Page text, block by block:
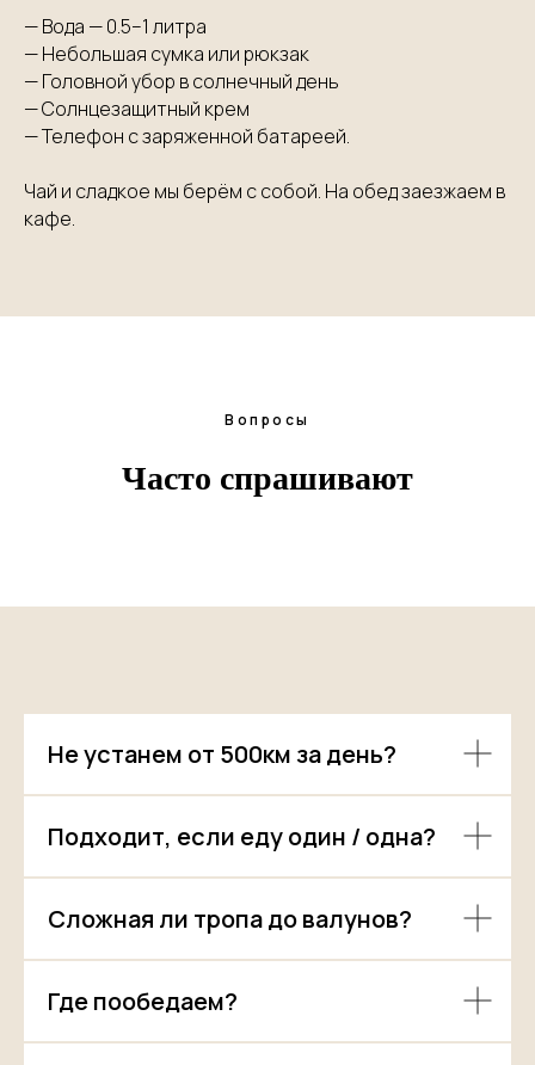
— Вода — 0.5–1 литра
— Небольшая сумка или рюкзак
— Головной убор в солнечный день
— Солнцезащитный крем
— Телефон с заряженной батареей.
Чай и сладкое мы берём с собой. На обед заезжаем в
кафе.
Вопросы
Часто спрашивают
Не устанем от 500км за день?
Подходит, если еду один / одна?
Сложная ли тропа до валунов?
Где пообедаем?